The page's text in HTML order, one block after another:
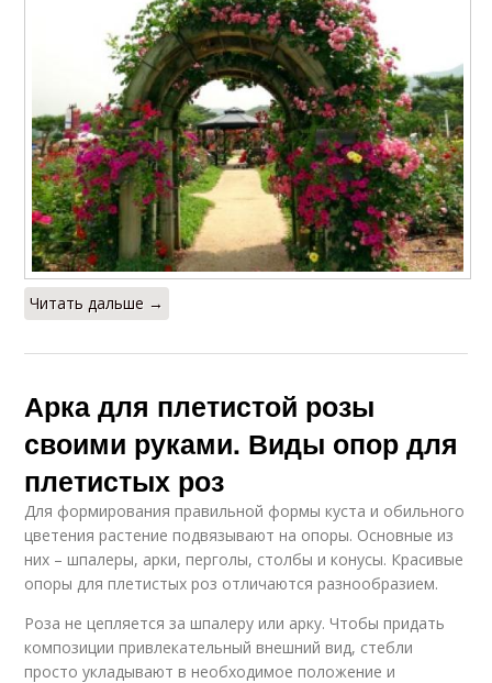
Читать дальше →
Арка для плетистой розы
своими руками. Виды опор для
плетистых роз
Для формирования правильной формы куста и обильного
цветения растение подвязывают на опоры. Основные из
них – шпалеры, арки, перголы, столбы и конусы. Красивые
опоры для плетистых роз отличаются разнообразием.
Роза не цепляется за шпалеру или арку. Чтобы придать
композиции привлекательный внешний вид, стебли
просто укладывают в необходимое положение и